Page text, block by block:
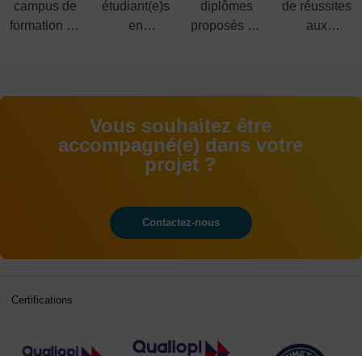
campus de
formation en
étudiant(e)s
en
diplômes
proposés du
de réussites
aux
Vous souhaitez être
accompagné(e) dans votre
projet ?
Contactez-nous
Certifications